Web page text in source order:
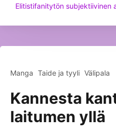
Elitistifanitytön subjektiivinen
Manga Taide ja tyyli Välipala
Kannesta
laitumen yllä